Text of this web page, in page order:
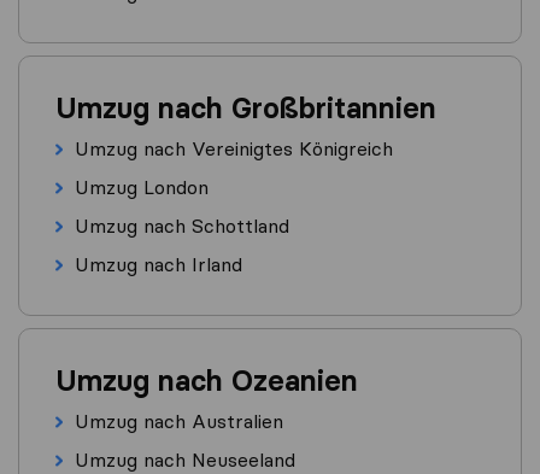
Umzug nach Großbritannien
Umzug nach Vereinigtes Königreich
Umzug London
Umzug nach Schottland
Umzug nach Irland
Umzug nach Ozeanien
Umzug nach Australien
Umzug nach Neuseeland